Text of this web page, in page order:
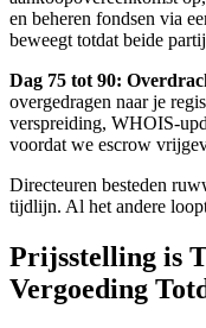
en beheren fondsen via
beweegt totdat beide
Dag 75 tot 90:
overgedragen naar je
verspreiding, WHOIS-
voordat we escrow
Directeuren besteden
tijdlijn. Al het andere
Prijsstelling is
Vergoeding